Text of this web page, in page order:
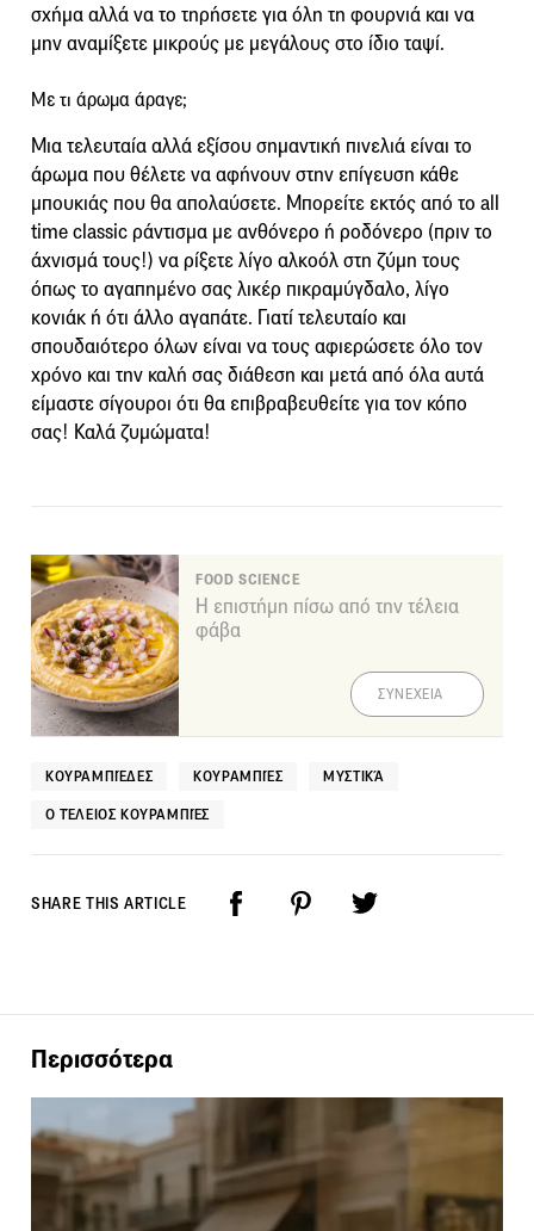
σχήμα αλλά να το τηρήσετε για όλη τη φουρνιά και να
μην αναμίξετε μικρούς με μεγάλους στο ίδιο ταψί.
Με τι άρωμα άραγε;
Μια τελευταία αλλά εξίσου σημαντική πινελιά είναι το
άρωμα που θέλετε να αφήνουν στην επίγευση κάθε
μπουκιάς που θα απολαύσετε. Μπορείτε εκτός από το all
time classic ράντισμα με ανθόνερο ή ροδόνερο (πριν το
άχνισμά τους!) να ρίξετε λίγο αλκοόλ στη ζύμη τους
όπως το αγαπημένο σας λικέρ πικραμύγδαλο, λίγο
κονιάκ ή ότι άλλο αγαπάτε. Γιατί τελευταίο και
σπουδαιότερο όλων είναι να τους αφιερώσετε όλο τον
χρόνο και την καλή σας διάθεση και μετά από όλα αυτά
είμαστε σίγουροι ότι θα επιβραβευθείτε για τον κόπο
σας! Καλά ζυμώματα!
FOOD SCIENCE
Η επιστήμη πίσω από την τέλεια
φάβα
ΣΥΝΕΧΕΙΑ
ΚΟΥΡΑΜΠΙΈΔΕΣ ΚΟΥΡΑΜΠΙΈΣ ΜΥΣΤΙΚΆ
Ο ΤΈΛΕΙΟΣ ΚΟΥΡΑΜΠΙΈΣ
SHARE THIS ARTICLE
Περισσότερα